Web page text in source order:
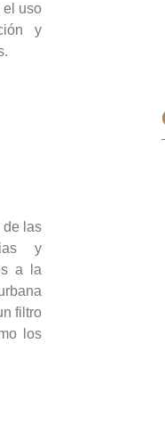
el uso
y
de las
y
a la
filtro
los